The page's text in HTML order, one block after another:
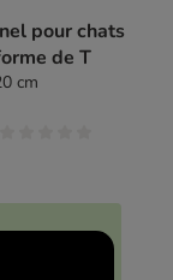
pour chats
de T
cm